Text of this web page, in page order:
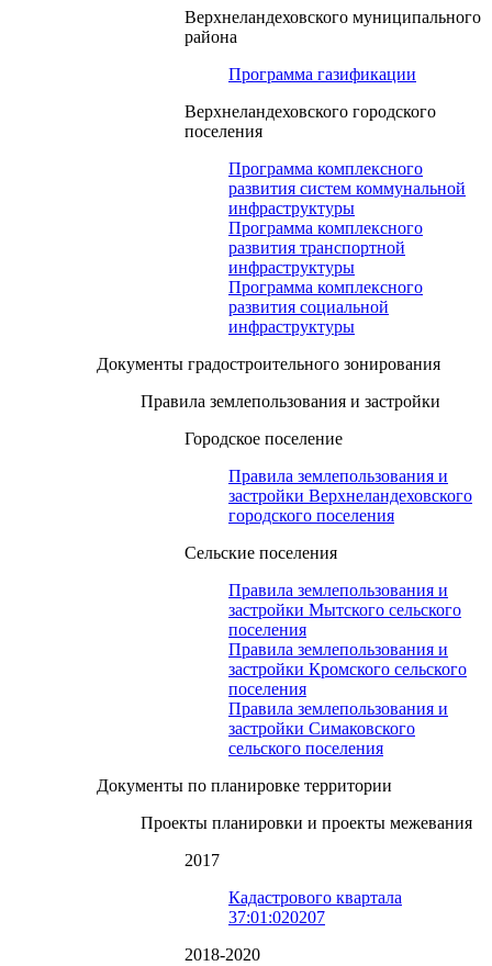
Верхнеландеховского муниципального
района
Программа газификации
Верхнеландеховского городского
поселения
Программа комплексного
развития систем коммунальной
инфраструктуры
Программа комплексного
развития транспортной
инфраструктуры
Программа комплексного
развития социальной
инфраструктуры
Документы градостроительного зонирования
Правила землепользования и застройки
Городское поселение
Правила землепользования и
застройки Верхнеландеховского
городского поселения
Сельские поселения
Правила землепользования и
застройки Мытского сельского
поселения
Правила землепользования и
застройки Кромского сельского
поселения
Правила землепользования и
застройки Симаковского
сельского поселения
Документы по планировке территории
Проекты планировки и проекты межевания
2017
Кадастрового квартала
37:01:020207
2018-2020